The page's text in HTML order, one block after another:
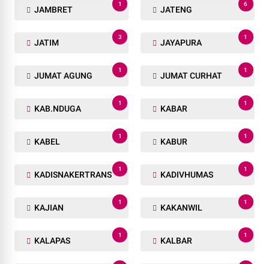
JAMBRET
1
JATENG
6
JATIM
3
JAYAPURA
1
JUMAT AGUNG
1
JUMAT CURHAT
1
KAB.NDUGA
1
KABAR
1
KABEL
1
KABUR
1
KADISNAKERTRANS
1
KADIVHUMAS
1
KAJIAN
1
KAKANWIL
1
KALAPAS
1
KALBAR
1